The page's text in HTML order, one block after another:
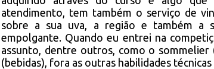
atendimento, tem também o serviço de
sobre a sua uva, a região e também a
empolgante. Quando eu entrei na
assunto, dentre outros, como o
(bebidas), fora as outras habilidades